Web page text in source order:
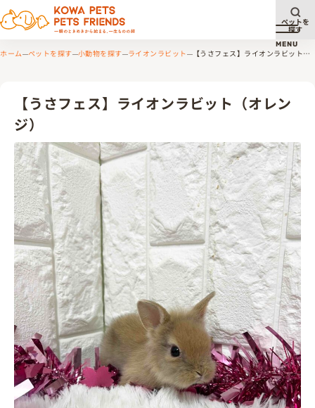
メニ
MENU
ペットを
探す
ホーム ペットを探す 小動物を探す ライオンラビット
【うさフェス】ライオンラビット
【うさフェス】ライオンラビット（オレン
ジ）